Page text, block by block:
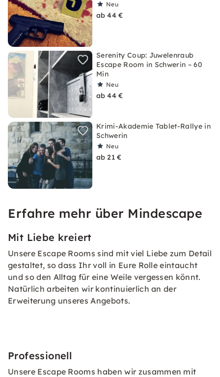
Neu
ab 44 €
Serenity Coup: Juwelenraub
Escape Room in Schwerin – 60
Min
Neu
ab 44 €
Krimi-Akademie Tablet-Rallye in
Schwerin
Neu
ab 21 €
Erfahre mehr über Mindescape
Mit Liebe kreiert
Unsere Escape Rooms sind mit viel Liebe zum Detail
gestaltet, so dass Ihr voll in Eure Rolle eintaucht
und so den Alltag für eine Weile vergessen könnt.
Natürlich arbeiten wir kontinuierlich an der
Erweiterung unseres Angebots.
Professionell
Unsere Escape Rooms haben wir zusammen mit